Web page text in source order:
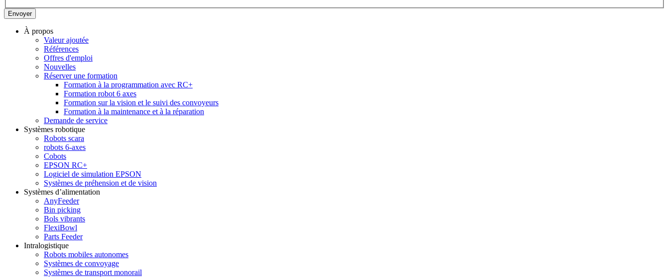
À propos
Valeur ajoutée
Références
Offres d'emploi
Nouvelles
Réserver une formation
Formation à la programmation avec RC+
Formation robot 6 axes
Formation sur la vision et le suivi des convoyeurs
Formation à la maintenance et à la réparation
Demande de service
Systèmes robotique
Robots scara
robots 6-axes
Cobots
EPSON RC+
Logiciel de simulation EPSON
Systèmes de préhension et de vision
Systèmes d’alimentation
AnyFeeder
Bin picking
Bols vibrants
FlexiBowl
Parts Feeder
Intralogistique
Robots mobiles autonomes
Systèmes de convoyage
Systèmes de transport monorail